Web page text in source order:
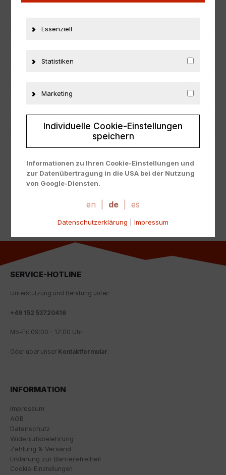
Zustand
Metall
PRODUKTSICHERHEIT
SERVICE-HOTLINE
Unterstützung und Beratung unter:
+49 152 53720416
Mo-Fr: 09:00 – 17:00 Uhr
Oder über unser Kontaktformular.
INFORMATION
Impressum
AGB
Datenschutz
Widerrufsbelehrung
Zahlung & Versand
Erklärung zur Barrierefreiheit
Cookie-Einstellungen
Essenziell
Statistiken
Marketing
Individuelle Cookie-Einstellungen
speichern
Informationen zu Ihren Cookie-Einstellungen und
zur Datenübertragung in die USA bei der Nutzung
von Google-Diensten.
Cookies sind absolut notwendig, um unsere Website
werden nur gesetzt, wenn Sie ihrer Verwendung
Über die Auswahl bestimmter Cookies in den
Akkordeon-Elementen können Sie wählen, ob Sie "nur
wesentliche Cookies ", "alle Cookies akzeptieren"
möchten.
Die Zustimmung zur Verwendung von nicht
Einstellungen auch nachträglich über die Schaltfläche
der Seite finden. Ergänzende Informationen finden Sie
Analyse und statistische Auswertung der Website zu
verbessern. Dabei wird das Nutzerverhalten an
Verweildauer auf der Seite und die Interaktion
verarbeitet, die von Google zu eigenen Zwecken, zur
Profilbildung und zur Verknüpfung mit anderen
Nutzungsdaten verwendet werden.
en de es
Datenschutzerklärung Impressum